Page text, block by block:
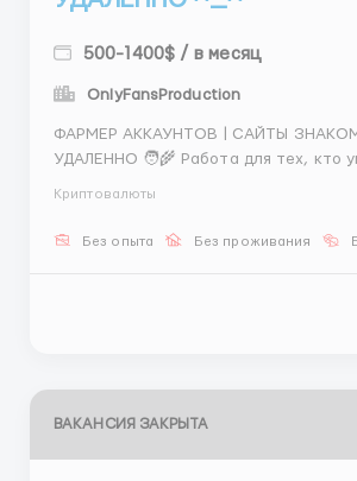
500-1400$ / в месяц
OnlyFansProduction
ФАРМЕР АККАУНТОВ | САЙТЫ
УДАЛЕННО 🧑‍🌾 Работа для тех, кто умеет
создавать анкеты, прогревать их и
прогрев аккаунтов — работа на
Криптовалюты
Без опыта Без проживания
ВАКАНСИЯ ЗАКРЫТА